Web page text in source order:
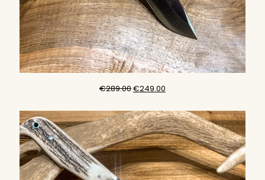
€289.00原
價
格：
€289.00。
€249.00
價
格：
€249.00。